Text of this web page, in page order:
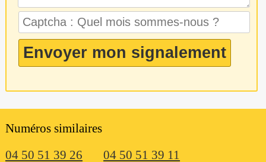
Numéros similaires
04 50 51 39 26
04 50 51 39 11